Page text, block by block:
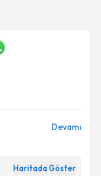
Devamı
Haritada Göster